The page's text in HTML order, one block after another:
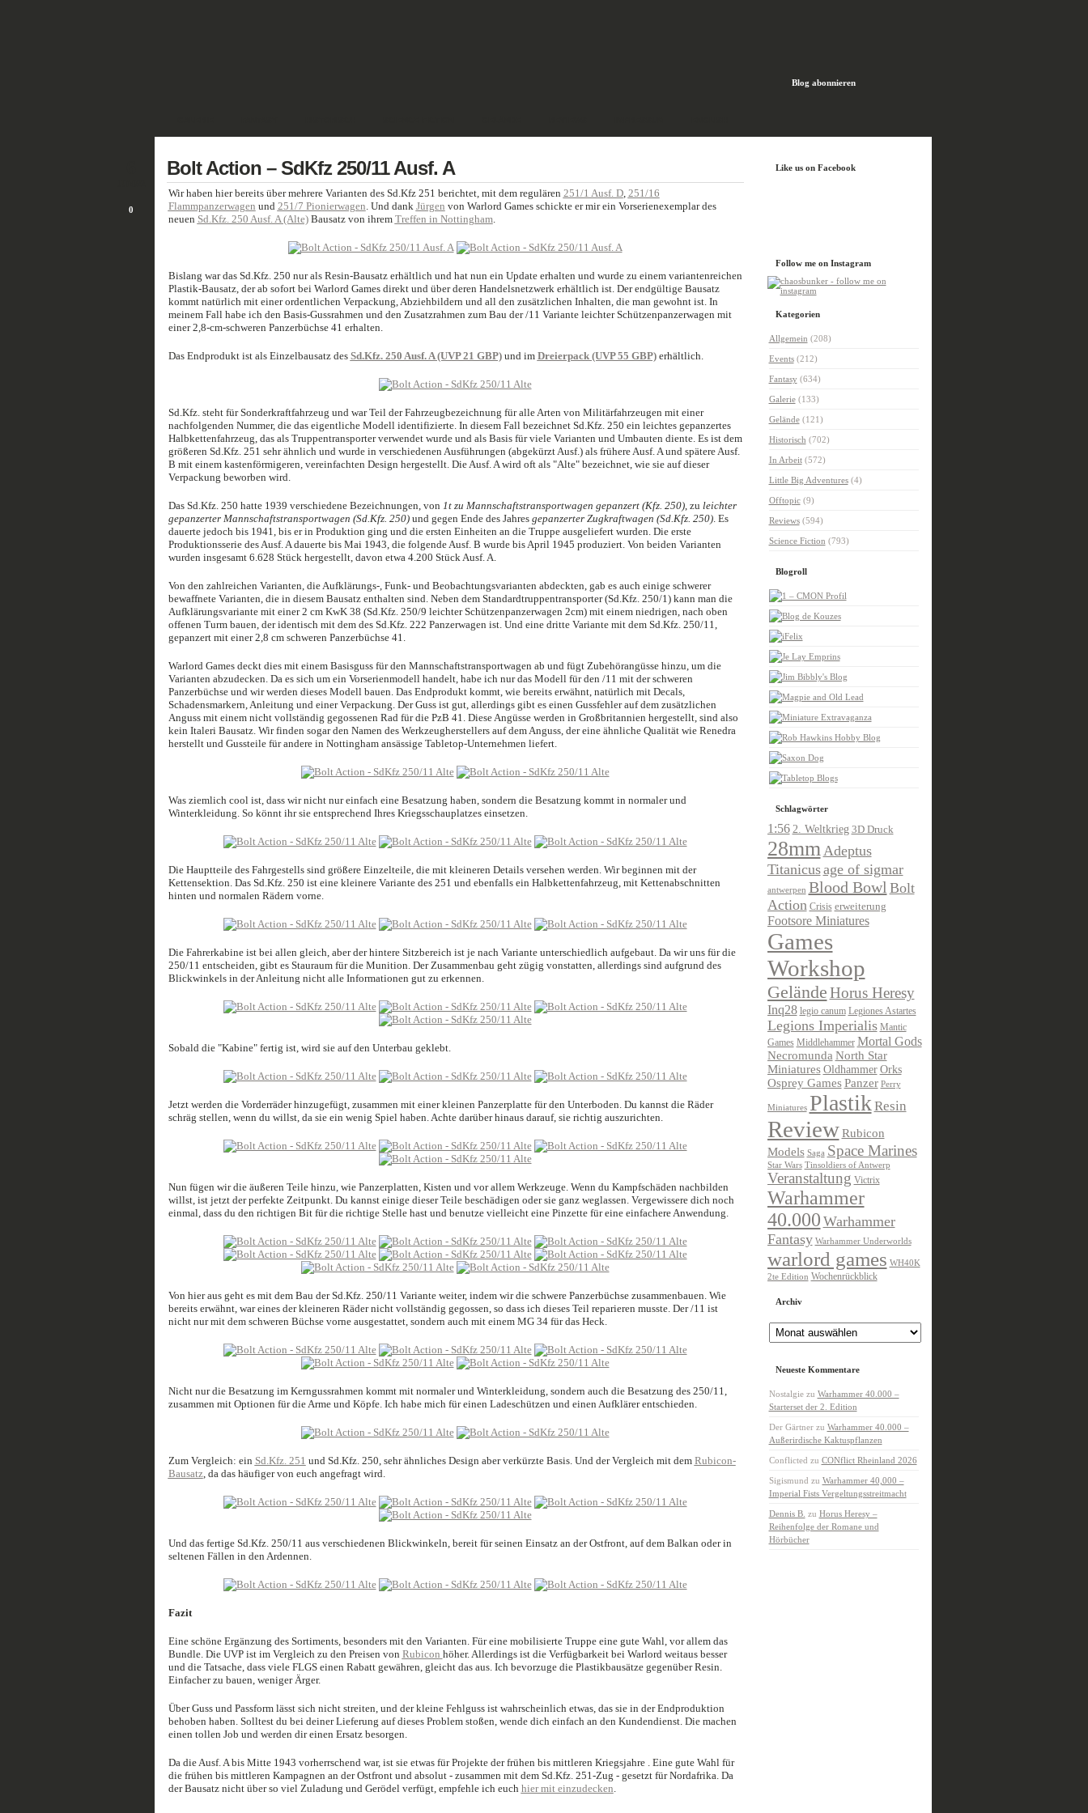
Blog abonnieren
0
Bolt Action – SdKfz 250/11 Ausf. A
Wir haben hier bereits über mehrere Varianten des Sd.Kfz 251 berichtet, mit dem regulären 251/1 Ausf. D, 251/16
Flammpanzerwagen und 251/7 Pionierwagen. Und dank Jürgen von Warlord Games schickte er mir ein Vorserienexemplar des
neuen Sd.Kfz. 250 Ausf. A (Alte)Bausatz von ihrem Treffen in Nottingham.
Bislang war das Sd.Kfz. 250 nur als Resin-Bausatz erhältlich und hat nun ein Update erhalten und wurde zu einem variantenreichen
Plastik-Bausatz, der ab sofort bei Warlord Games direkt und über deren Handelsnetzwerk erhältlich ist. Der endgültige Bausatz
kommt natürlich mit einer ordentlichen Verpackung, Abziehbildern und all den zusätzlichen Inhalten, die man gewohnt ist. In
meinem Fall habe ich den Basis-Gussrahmen und den Zusatzrahmen zum Bau der /11 Variante leichter Schützenpanzerwagen mit
einer 2,8-cm-schweren Panzerbüchse 41 erhalten.
Das Endprodukt ist als Einzelbausatz des Sd.Kfz. 250 Ausf. A (UVP 21 GBP)und im Dreierpack (UVP 55 GBP)erhältlich.
Sd.Kfz. steht für Sonderkraftfahrzeug und war Teil der Fahrzeugbezeichnung für alle Arten von Militärfahrzeugen mit einer
nachfolgenden Nummer, die das eigentliche Modell identifizierte. In diesem Fall bezeichnet Sd.Kfz. 250 ein leichtes gepanzertes
Halbkettenfahrzeug, das als Truppentransporter verwendet wurde und als Basis für viele Varianten und Umbauten diente. Es ist dem
größeren Sd.Kfz. 251 sehr ähnlich und wurde in verschiedenen Ausführungen (abgekürzt Ausf.) als frühere Ausf. A und spätere Ausf.
B mit einem kastenförmigeren, vereinfachten Design hergestellt. Die Ausf. A wird oft als "Alte" bezeichnet, wie sie auf dieser
Verpackung beworben wird.
Das Sd.Kfz. 250 hatte 1939 verschiedene Bezeichnungen, von 1t zu Mannschaftstransportwagen gepanzert (Kfz. 250), zu leichter
gepanzerter Mannschaftstransportwagen (Sd.Kfz. 250)und gegen Ende des Jahres gepanzerter Zugkraftwagen (Sd.Kfz. 250). Es
dauerte jedoch bis 1941, bis er in Produktion ging und die ersten Einheiten an die Truppe ausgeliefert wurden. Die erste
Produktionsserie des Ausf. A dauerte bis Mai 1943, die folgende Ausf. B wurde bis April 1945 produziert. Von beiden Varianten
wurden insgesamt 6.628 Stück hergestellt, davon etwa 4.200 Stück Ausf. A.
Von den zahlreichen Varianten, die Aufklärungs-, Funk- und Beobachtungsvarianten abdeckten, gab es auch einige schwerer
bewaffnete Varianten, die in diesem Bausatz enthalten sind. Neben dem Standardtruppentransporter (Sd.Kfz. 250/1) kann man die
Aufklärungsvariante mit einer 2 cm KwK 38 (Sd.Kfz. 250/9 leichter Schützenpanzerwagen 2cm) mit einem niedrigen, nach oben
offenen Turm bauen, der identisch mit dem des Sd.Kfz. 222 Panzerwagen ist. Und eine dritte Variante mit dem Sd.Kfz. 250/11,
gepanzert mit einer 2,8 cm schweren Panzerbüchse 41.
Warlord Games deckt dies mit einem Basisguss für den Mannschaftstransportwagen ab und fügt Zubehörangüsse hinzu, um die
Varianten abzudecken. Da es sich um ein Vorserienmodell handelt, habe ich nur das Modell für den /11 mit der schweren
Panzerbüchse und wir werden dieses Modell bauen. Das Endprodukt kommt, wie bereits erwähnt, natürlich mit Decals,
Schadensmarkern, Anleitung und einer Verpackung. Der Guss ist gut, allerdings gibt es einen Gussfehler auf dem zusätzlichen
Anguss mit einem nicht vollständig gegossenen Rad für die PzB 41. Diese Angüsse werden in Großbritannien hergestellt, sind also
kein Italeri Bausatz. Wir finden sogar den Namen des Werkzeugherstellers auf dem Anguss, der eine ähnliche Qualität wie Renedra
herstellt und Gussteile für andere in Nottingham ansässige Tabletop-Unternehmen liefert.
Was ziemlich cool ist, dass wir nicht nur einfach eine Besatzung haben, sondern die Besatzung kommt in normaler und
Winterkleidung. So könnt ihr sie entsprechend Ihres Kriegsschauplatzes einsetzen.
Die Hauptteile des Fahrgestells sind größere Einzelteile, die mit kleineren Details versehen werden. Wir beginnen mit der
Kettensektion. Das Sd.Kfz. 250 ist eine kleinere Variante des 251 und ebenfalls ein Halbkettenfahrzeug, mit Kettenabschnitten
hinten und normalen Rädern vorne.
Die Fahrerkabine ist bei allen gleich, aber der hintere Sitzbereich ist je nach Variante unterschiedlich aufgebaut. Da wir uns für die
250/11 entscheiden, gibt es Stauraum für die Munition. Der Zusammenbau geht zügig vonstatten, allerdings sind aufgrund des
Blickwinkels in der Anleitung nicht alle Informationen gut zu erkennen.
Sobald die "Kabine" fertig ist, wird sie auf den Unterbau geklebt.
Jetzt werden die Vorderräder hinzugefügt, zusammen mit einer kleinen Panzerplatte für den Unterboden. Du kannst die Räder
schräg stellen, wenn du willst, da sie ein wenig Spiel haben. Achte darüber hinaus darauf, sie richtig auszurichten.
Nun fügen wir die äußeren Teile hinzu, wie Panzerplatten, Kisten und vor allem Werkzeuge. Wenn du Kampfschäden nachbilden
willst, ist jetzt der perfekte Zeitpunkt. Du kannst einige dieser Teile beschädigen oder sie ganz weglassen. Vergewissere dich noch
einmal, dass du den richtigen Bit für die richtige Stelle hast und benutze vielleicht eine Pinzette für eine einfachere Anwendung.
Von hier aus geht es mit dem Bau der Sd.Kfz. 250/11 Variante weiter, indem wir die schwere Panzerbüchse zusammenbauen. Wie
bereits erwähnt, war eines der kleineren Räder nicht vollständig gegossen, so dass ich dieses Teil reparieren musste. Der /11 ist
nicht nur mit dem schweren Büchse vorne ausgestattet, sondern auch mit einem MG 34 für das Heck.
Nicht nur die Besatzung im Kerngussrahmen kommt mit normaler und Winterkleidung, sondern auch die Besatzung des 250/11,
zusammen mit Optionen für die Arme und Köpfe. Ich habe mich für einen Ladeschützen und einen Aufklärer entschieden.
Zum Vergleich: ein Sd.Kfz. 251 und Sd.Kfz. 250, sehr ähnliches Design aber verkürzte Basis. Und der Vergleich mit dem Rubicon-
Bausatz, da das häufiger von euch angefragt wird.
Und das fertige Sd.Kfz. 250/11 aus verschiedenen Blickwinkeln, bereit für seinen Einsatz an der Ostfront, auf dem Balkan oder in
seltenen Fällen in den Ardennen.
Fazit
Eine schöne Ergänzung des Sortiments, besonders mit den Varianten. Für eine mobilisierte Truppe eine gute Wahl, vor allem das
Bundle. Die UVP ist im Vergleich zu den Preisen von Rubicon höher. Allerdings ist die Verfügbarkeit bei Warlord weitaus besser
und die Tatsache, dass viele FLGS einen Rabatt gewähren, gleicht das aus. Ich bevorzuge die Plastikbausätze gegenüber Resin.
Einfacher zu bauen, weniger Ärger.
Über Guss und Passform lässt sich nicht streiten, und der kleine Fehlguss ist wahrscheinlich etwas, das sie in der Endproduktion
behoben haben. Solltest du bei deiner Lieferung auf dieses Problem stoßen, wende dich einfach an den Kundendienst. Die machen
einen tollen Job und werden dir einen Ersatz besorgen.
Da die Ausf. A bis Mitte 1943 vorherrschend war, ist sie etwas für Projekte der frühen bis mittleren Kriegsjahre . Eine gute Wahl für
die frühen bis mittleren Kampagnen an der Ostfront und absolut - zusammen mit dem Sd.Kfz. 251-Zug - gesetzt für Nordafrika. Da
der Bausatz nicht über so viel Zuladung und Gerödel verfügt, empfehle ich euch hier mit einzudecken.
Like us on Facebook
Follow me on Instagram
Kategorien
Allgemein (208)
Events(212)
Fantasy(634)
Galerie(133)
Gelände(121)
Historisch (702)
In Arbeit(572)
Little Big Adventures(4)
Offtopic(9)
Reviews(594)
Science Fiction (793)
Blogroll
Schlagwörter
1:56 2. Weltkrieg 3D Druck
28mmAdeptus
Titanicusage of sigmar
antwerpen Blood Bowl Bolt
Action Crisis erweiterung
Footsore Miniatures
Games
Workshop
GeländeHorus Heresy
Inq28 legio canum Legiones Astartes
Legions Imperialis Mantic
Games Middlehammer Mortal Gods
Necromunda North Star
Miniatures Oldhammer Orks
Osprey Games Panzer Perry
Miniatures Plastik Resin
Review Rubicon
Models Saga Space Marines
Star Wars Tinsoldiers of Antwerp
Veranstaltung Victrix
Warhammer
40.000 Warhammer
Fantasy Warhammer Underworlds
warlord games WH40K
2te Edition Wochenrückblick
Archiv
Neueste Kommentare
Nostalgiezu Warhammer 40.000 –
Starterset der 2. Edition
Der Gärtnerzu Warhammer 40.000 –
Außerirdische Kaktuspflanzen
Conflicted zu CONflict Rheinland 2026
Sigismund zu Warhammer 40,000 –
Imperial Fists Vergeltungsstreitmacht
Dennis B. zu Horus Heresy –
Reihenfolge der Romane und
Hörbücher